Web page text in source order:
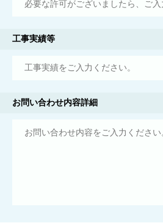
工事実績等
お問い合わせ内容詳細